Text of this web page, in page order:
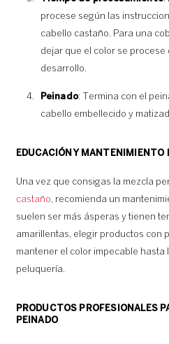
procese según las
cabello castaño. Para una
dejar que el color se
desarrollo.
Peinado: Termina con el
cabello embellecido y
EDUCACIÓN Y MANTENIMIENTO
Una vez que consigas la mezcla
castaño, recomienda un
suelen ser más ásperas y tienen
amarillentas, elegir productos con
mantener el color impecable hasta
peluquería.
PRODUCTOS PROFESIONALES
PEINADO